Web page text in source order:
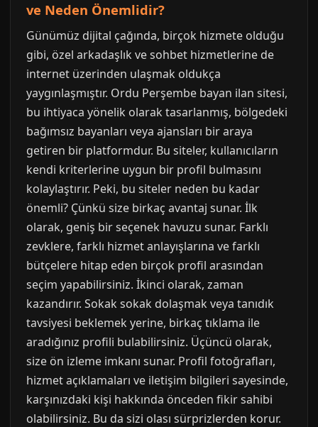
ve Neden Önemlidir?
Günümüz dijital çağında, birçok hizmete olduğu
gibi, özel arkadaşlık ve sohbet hizmetlerine de
internet üzerinden ulaşmak oldukça
yaygınlaşmıştır. Ordu Perşembe bayan ilan sitesi,
bu ihtiyaca yönelik olarak tasarlanmış, bölgedeki
bağımsız bayanları veya ajansları bir araya
getiren bir platformdur. Bu siteler, kullanıcıların
kendi kriterlerine uygun bir profil bulmasını
kolaylaştırır. Peki, bu siteler neden bu kadar
önemli? Çünkü size birkaç avantaj sunar. İlk
olarak, geniş bir seçenek havuzu sunar. Farklı
zevklere, farklı hizmet anlayışlarına ve farklı
bütçelere hitap eden birçok profil arasından
seçim yapabilirsiniz. İkinci olarak, zaman
kazandırır. Sokak sokak dolaşmak veya tanıdık
tavsiyesi beklemek yerine, birkaç tıklama ile
aradığınız profili bulabilirsiniz. Üçüncü olarak,
size ön izleme imkanı sunar. Profil fotoğrafları,
hizmet açıklamaları ve iletişim bilgileri sayesinde,
karşınızdaki kişi hakkında önceden fikir sahibi
olabilirsiniz. Bu da sizi olası sürprizlerden korur.